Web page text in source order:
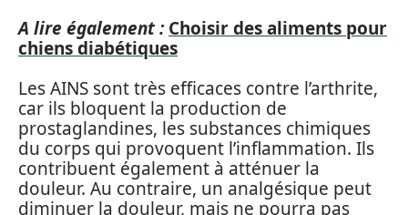
A lire également : Choisir des aliments pour
chiens diabétiques
Les AINS sont très efficaces contre l’arthrite,
car ils bloquent la production de
prostaglandines, les substances chimiques
du corps qui provoquent l’inflammation. Ils
contribuent également à atténuer la
douleur. Au contraire, un analgésique peut
diminuer la douleur, mais ne pourra pas